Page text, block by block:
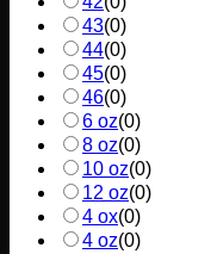
43(0)
44(0)
45(0)
46(0)
6 oz(0)
8 oz(0)
10 oz(0)
12 oz(0)
4 ox(0)
4 oz(0)